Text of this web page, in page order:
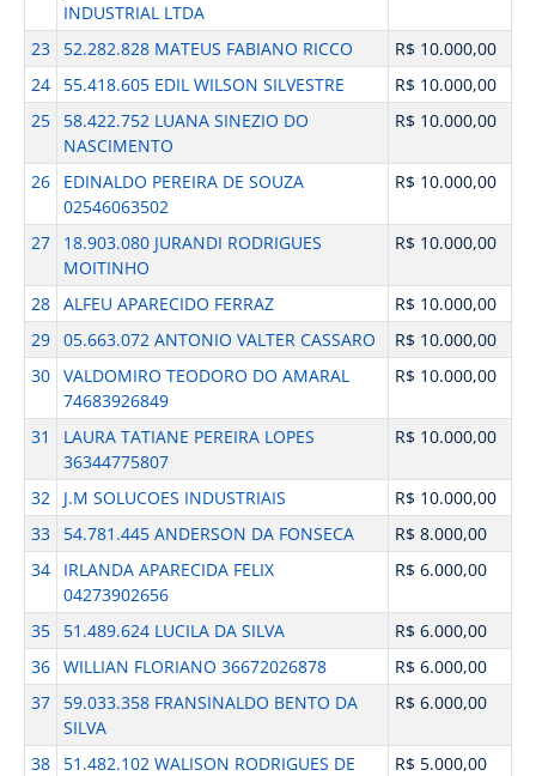
INDUSTRIAL LTDA
23 52.282.828 MATEUS FABIANO RICCO
R$ 10.000,00
24
55.418.605 EDIL WILSON SILVESTRE
R$ 10.000,00
25
58.422.752 LUANA SINEZIO DO
NASCIMENTO
R$ 10.000,00
26
EDINALDO PEREIRA DE SOUZA
02546063502
R$ 10.000,00
27
18.903.080 JURANDI RODRIGUES
MOITINHO
R$ 10.000,00
28 ALFEU APARECIDO FERRAZ
R$ 10.000,00
29 05.663.072 ANTONIO VALTER CASSARO
R$ 10.000,00
30 VALDOMIRO TEODORO DO AMARAL
74683926849
R$ 10.000,00
31
LAURA TATIANE PEREIRA LOPES
36344775807
R$ 10.000,00
32 J.M SOLUCOES INDUSTRIAIS
R$ 10.000,00
33
54.781.445 ANDERSON DA FONSECA
R$ 8.000,00
34
IRLANDA APARECIDA FELIX
04273902656
R$ 6.000,00
35 51.489.624 LUCILA DA SILVA
R$ 6.000,00
36 WILLIAN FLORIANO 36672026878
R$ 6.000,00
37
59.033.358 FRANSINALDO BENTO DA
SILVA
R$ 6.000,00
38
51.482.102 WALISON RODRIGUES DE
R$ 5.000,00